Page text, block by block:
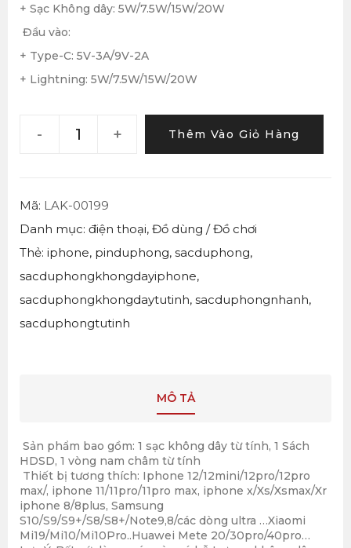
+ Sạc Không dây: 5W/7.5W/15W/20W
Đầu vào:
+ Type-C: 5V-3A/9V-2A
+ Lightning: 5W/7.5W/15W/20W
- + Thêm Vào Giỏ Hàng
Mã: LAK-00199
Danh mục: điện thoại, Đồ dùng / Đồ chơi
Thẻ: iphone, pinduphong, sacduphong,
sacduphongkhongdayiphone,
sacduphongkhongdaytutinh, sacduphongnhanh,
sacduphongtutinh
MÔ TẢ
Sản phẩm bao gồm: 1 sạc không dây từ tính, 1 Sách
HDSD, 1 vòng nam châm từ tính
Thiết bị tương thích: Iphone 12/12mini/12pro/12pro
max/, iphone 11/11pro/11pro max, iphone x/Xs/Xsmax/Xr
iphone 8/8plus, Samsung
S10/S9/S9+/S8/S8+/Note9,8/các dòng ultra …Xiaomi
Mi19/Mi10/Mi10Pro..Huawei Mete 20/30pro/40pro…